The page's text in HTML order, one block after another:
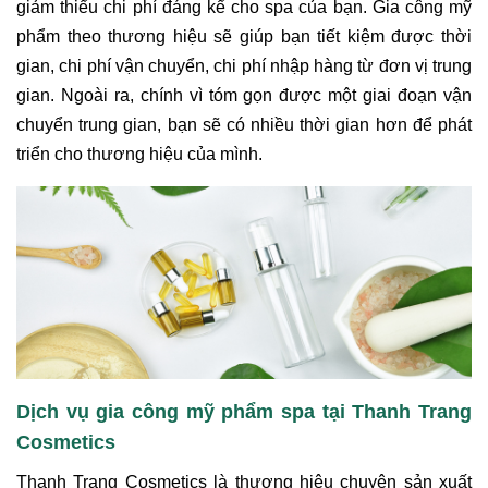
giảm thiểu chi phí đáng kể cho spa của bạn. Gia công mỹ
phẩm theo thương hiệu sẽ giúp bạn tiết kiệm được thời
gian, chi phí vận chuyển, chi phí nhập hàng từ đơn vị trung
gian. Ngoài ra, chính vì tóm gọn được một giai đoạn vận
chuyển trung gian, bạn sẽ có nhiều thời gian hơn để phát
triển cho thương hiệu của mình.
Dịch vụ gia công mỹ phẩm spa tại Thanh Trang
Cosmetics
Thanh Trang Cosmetics là thương hiệu chuyên sản xuất